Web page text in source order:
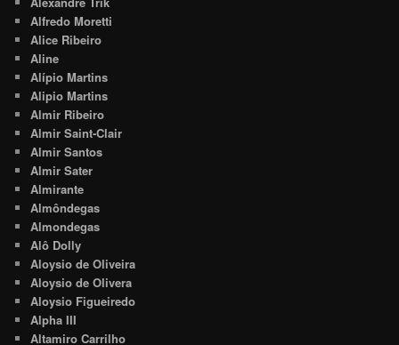
Alfredo Moretti
Alice Ribeiro
Aline
Alípio Martins
Alipio Martins
Almir Ribeiro
Almir Saint-Clair
Almir Santos
Almir Sater
Almirante
Almôndegas
Almondegas
Alô Dolly
Aloysio de Oliveira
Aloysio de Olivera
Aloysio Figueiredo
Alpha III
Altamiro Carrilho